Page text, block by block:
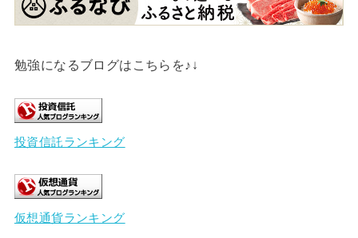
勉強になるブログはこちらを♪↓
投資信託ランキング
仮想通貨ランキング